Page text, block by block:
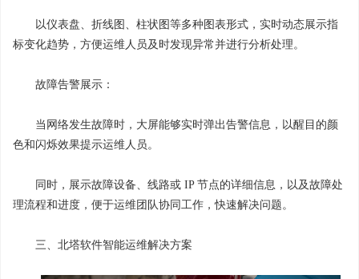
以仪表盘、折线图、柱状图等多种图表形式，实时动态展示指
标变化趋势，方便运维人员及时发现异常并进行分析处理。
故障告警展示：
当网络发生故障时，大屏能够实时弹出告警信息，以醒目的颜
色和闪烁效果提示运维人员。
同时，展示故障设备、线路或 IP 节点的详细信息，以及故障处
理流程和进度，便于运维团队协同工作，快速解决问题。
三、北塔软件智能运维解决方案